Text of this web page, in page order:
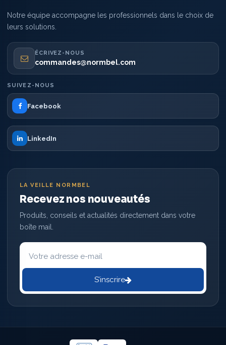
Notre équipe accompagne les professionnels dans le choix de
leurs solutions.
ÉCRIVEZ-NOUS
commandes@normbel.com
SUIVEZ-NOUS
Facebook
LinkedIn
LA VEILLE NORMBEL
Recevez nos nouveautés
Produits, conseils et actualités directement dans votre
boîte mail.
Votre
adresse
mail
S’inscrire